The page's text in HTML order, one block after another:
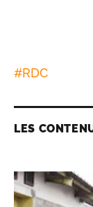
#RDC
LES